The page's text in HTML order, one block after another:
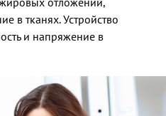
в тканях. Устройство
и напряжение в